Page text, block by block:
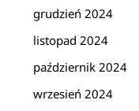
grudzień 2024
listopad 2024
październik 2024
wrzesień 2024